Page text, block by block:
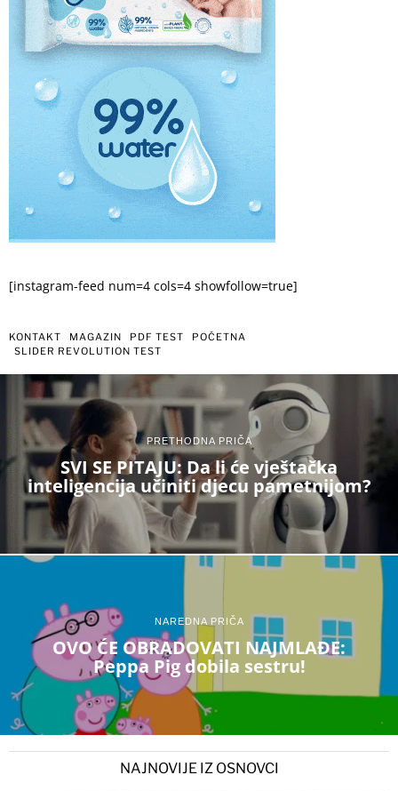
[instagram-feed num=4 cols=4 showfollow=true]
KONTAKT MAGAZIN PDF TEST
POČETNA
SLIDER REVOLUTION TEST
PRETHODNA PRIČA
SVI SE PITAJU: Da li će vještačka
inteligencija učiniti djecu pametnijom?
NAREDNA PRIČA
OVO ĆE OBRADOVATI NAJMLAĐE:
Peppa Pig dobila sestru!
NAJNOVIJE IZ OSNOVCI